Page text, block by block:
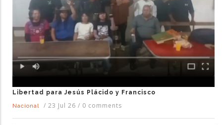
Libertad para Jesús Plácido y Francisco
Nacional
/ 23 Jul 26 / 0 comments